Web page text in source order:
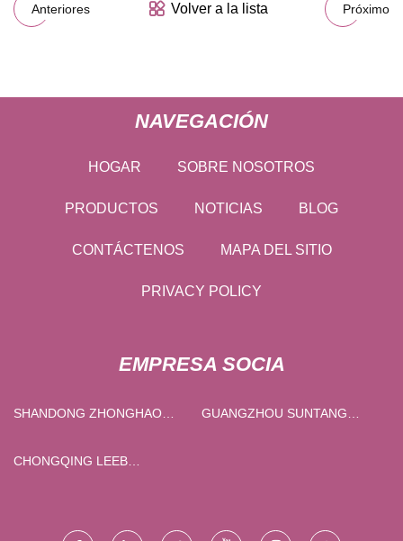
Anteriores Volver a la lista Próximo
NAVEGACIÓN
HOGAR SOBRE NOSOTROS
PRODUCTOS NOTICIAS BLOG
CONTÁCTENOS MAPA DEL SITIO
PRIVACY POLICY
EMPRESA SOCIA
SHANDONG ZHONGHAO
LIMITADO
GUANGZHOU SUNTANG
CHONGQING LEEB